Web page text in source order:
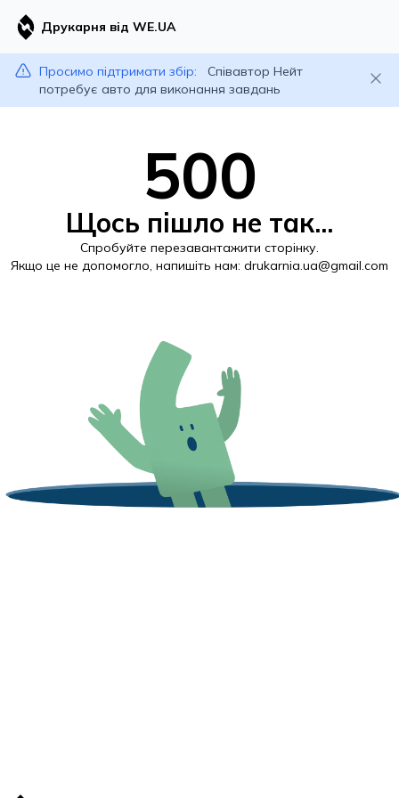
Друкарня від WE.UA
Просимо підтримати збір:
Співавтор Нейт
потребує авто для виконання завдань
500
Щось пішло не так...
Спробуйте перезавантажити сторінку.
Якщо це не допомогло, напишіть нам: drukarnia.ua@gmail.com